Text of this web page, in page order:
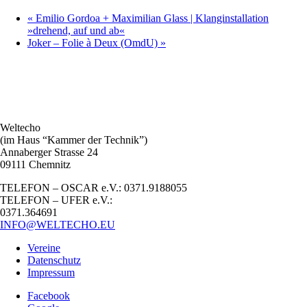
« Emilio Gordoa + Maximilian Glass | Klanginstallation
»drehend, auf und ab«
Joker – Folie à Deux (OmdU) »
Weltecho
(im Haus “Kammer der Technik”)
Annaberger Strasse 24
09111 Chemnitz
TELEFON – OSCAR e.V.: 0371.9188055
TELEFON – UFER e.V.:
0371.364691
INFO@WELTECHO.EU
Vereine
Datenschutz
Impressum
Facebook